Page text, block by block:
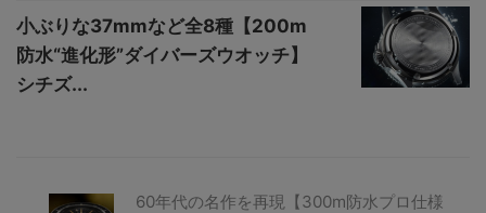
小ぶりな37mmなど全8種【200m
防水“進化形”ダイバーズウオッチ】
シチズ...
60年代の名作を再現【300m防水プロ仕様